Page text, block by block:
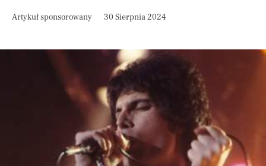
Artykuł sponsorowany 30 Sierpnia 2024